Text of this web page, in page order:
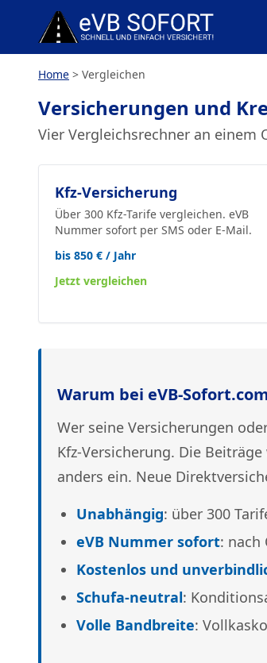
Zum Inhalt springen
Home > Vergleichen
Versicherungen und
Vier Vergleichsrechner an
Kfz-Versicherung
Über 300 Kfz-Tarife vergleichen. eVB
Nummer sofort per SMS oder E-Mail.
bis 850 € / Jahr
Jetzt vergleichen
Warum bei eVB-
Wer seine Versicherungen
Kfz-Versicherung. Die
anders ein. Neue
Unabhängig: über 300
eVB Nummer sofort: nach
Kostenlos und
Schufa-neutral:
Volle Bandbreite: